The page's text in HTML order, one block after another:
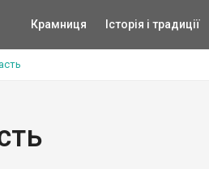
Крамниця Історія і традиції